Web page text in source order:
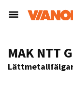
MAK NTT